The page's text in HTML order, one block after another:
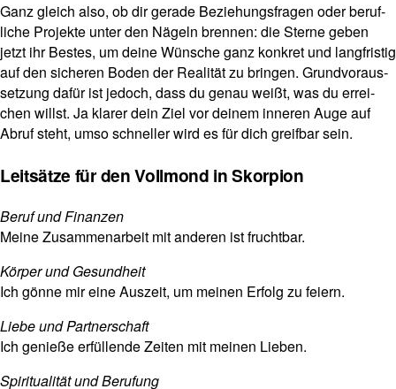
Ganz gleich also, ob dir gerade Bezie­hungs­fragen oder beruf­
liche Pro­jekte unter den Nägeln brennen: die Sterne geben
jetzt ihr Bestes, um deine Wün­sche ganz kon­kret und lang­fri­stig
auf den sicheren Boden der Rea­lität zu bringen. Grund­vor­aus­
set­zung dafür ist jedoch, dass du genau weißt, was du errei­
chen willst. Ja klarer dein Ziel vor deinem inneren Auge auf
Abruf steht, umso schneller wird es für dich greifbar sein.
Leitsätze für den Vollmond in Skorpion
Beruf und Finanzen
Meine Zusam­men­ar­beit mit anderen ist fruchtbar.
Körper und Gesund­heit
Ich gönne mir eine Aus­zeit, um meinen Erfolg zu feiern.
Liebe und Part­ner­schaft
Ich genieße erfül­lende Zeiten mit meinen Lieben.
Spi­ri­tua­lität und Beru­fung